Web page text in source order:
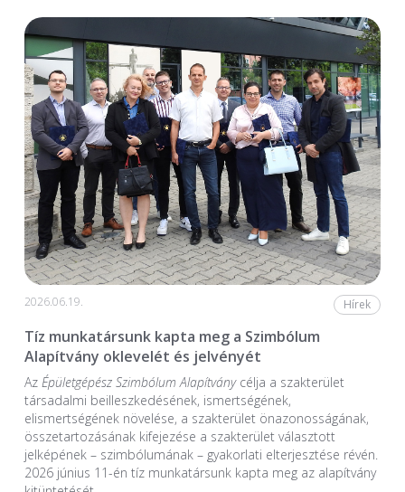
2026.06.19. Hírek
Tíz munkatársunk kapta meg a Szimbólum
Alapítvány oklevelét és jelvényét
Az Épületgépész Szimbólum Alapítványcélja a szakterület
társadalmi beilleszkedésének, ismertségének,
elismertségének növelése, a szakterület önazonosságának,
összetartozásának kifejezése a szakterület választott
jelképének – szimbólumának – gyakorlati elterjesztése révén.
2026 június 11-én tíz munkatársunk kapta meg az alapítvány